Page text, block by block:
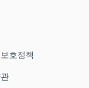
호정책